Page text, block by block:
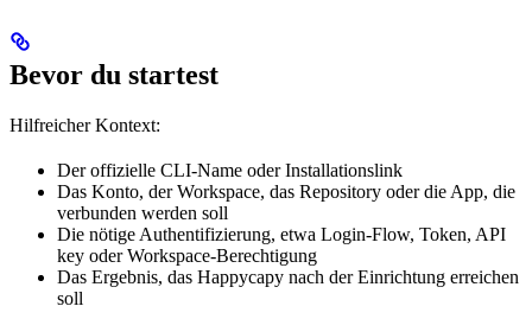
Bevor du startest
Hilfreicher Kontext:
Der offizielle CLI-Name oder Installationslink
Das Konto, der Workspace, das Repository oder die App, die
verbunden werden soll
Die nötige Authentifizierung, etwa Login-Flow, Token, API
key oder Workspace-Berechtigung
Das Ergebnis, das Happycapy nach der Einrichtung erreichen
soll